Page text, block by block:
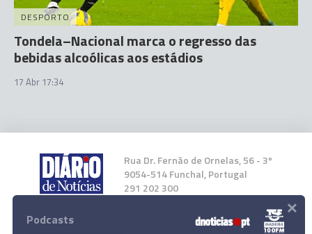
DESPORTO
Tondela–Nacional marca o regresso das
bebidas alcoólicas aos estádios
17 Abr 17:34
Rua Dr. Fernão de Ornelas, 56 - 3º
9054-514 Funchal, Portugal
291 202 300
Instale a nossa App
Podcasts ×